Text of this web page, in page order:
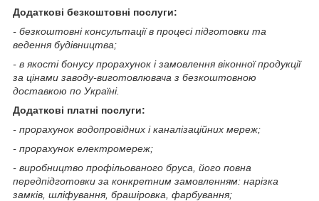
Додаткові безкоштовні послуги:
- безкоштовні консультації в процесі підготовки та
ведення будівництва;
- в якості бонусу прорахунок і замовлення віконної продукції
за цінами заводу-виготовлювача з безкоштовною
доставкою по Україні.
Додаткові платні послуги:
- прорахунок водопровідних і каналізаційних мереж;
- прорахунок електромереж;
- виробництво профільованого бруса, його повна
передпідготовки за конкретним замовленням: нарізка
замків, шліфування, брашіровка, фарбування;